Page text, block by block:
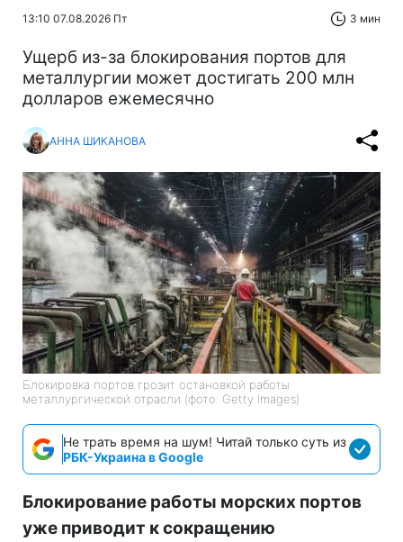
13:10 07.08.2026 Пт 3 мин
Ущерб из-за блокирования портов для
металлургии может достигать 200 млн
долларов ежемесячно
АННА ШИКАНОВА
Блокировка портов грозит остановкой работы
металлургической отрасли (фото: Getty Images)
Не трать время на шум! Читай только суть из
РБК-Украина в Google
Блокирование работы морских портов
уже приводит к сокращению